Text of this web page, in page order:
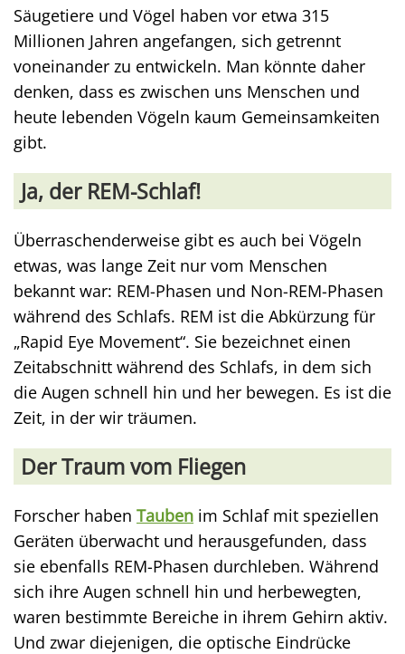
Säugetiere und Vögel haben vor etwa 315
Millionen Jahren angefangen, sich getrennt
voneinander zu entwickeln. Man könnte daher
denken, dass es zwischen uns Menschen und
heute lebenden Vögeln kaum Gemeinsamkeiten
gibt.
Ja, der REM-Schlaf!
Überraschenderweise gibt es auch bei Vögeln
etwas, was lange Zeit nur vom Menschen
bekannt war: REM-Phasen und Non-REM-Phasen
während des Schlafs. REM ist die Abkürzung für
„Rapid Eye Movement“. Sie bezeichnet einen
Zeitabschnitt während des Schlafs, in dem sich
die Augen schnell hin und her bewegen. Es ist die
Zeit, in der wir träumen.
Der Traum vom Fliegen
Forscher haben Tauben im Schlaf mit speziellen
Geräten überwacht und herausgefunden, dass
sie ebenfalls REM-Phasen durchleben. Während
sich ihre Augen schnell hin und herbewegten,
waren bestimmte Bereiche in ihrem Gehirn aktiv.
Und zwar diejenigen, die optische Eindrücke